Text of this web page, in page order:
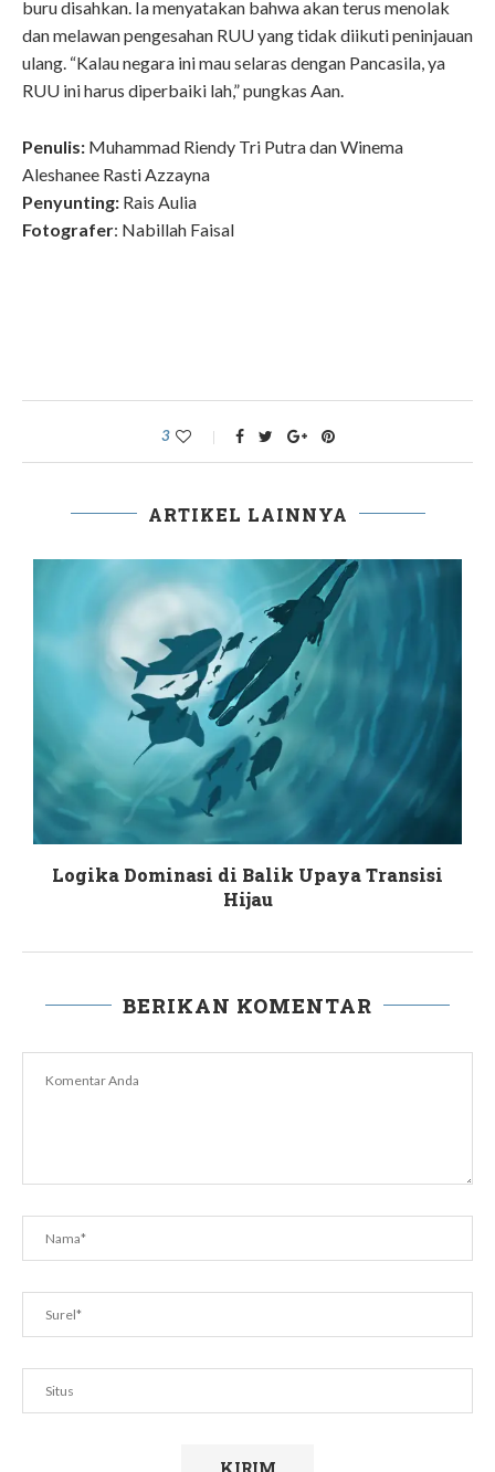
buru disahkan. Ia menyatakan bahwa akan terus menolak
dan melawan pengesahan RUU yang tidak diikuti peninjauan
ulang. “Kalau negara ini mau selaras dengan Pancasila, ya
RUU ini harus diperbaiki lah,” pungkas Aan.
Penulis: Muhammad Riendy Tri Putra danWinema
Aleshanee Rasti Azzayna
Penyunting: Rais Aulia
Fotografer: Nabillah Faisal
3
ARTIKEL LAINNYA
Logika Dominasi di Balik Upaya Transisi
Hijau
BERIKAN KOMENTAR